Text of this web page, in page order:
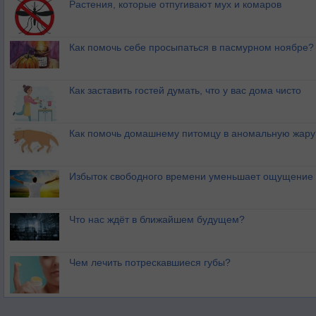
Растения, которые отпугивают мух и комаров
Как помочь себе просыпаться в пасмурном ноябре?
Как заставить гостей думать, что у вас дома чисто
Как помочь домашнему питомцу в аномальную
Избыток свободного времени уменьшает ощущение
Что нас ждёт в ближайшем будущем?
Чем лечить потрескавшиеся губы?